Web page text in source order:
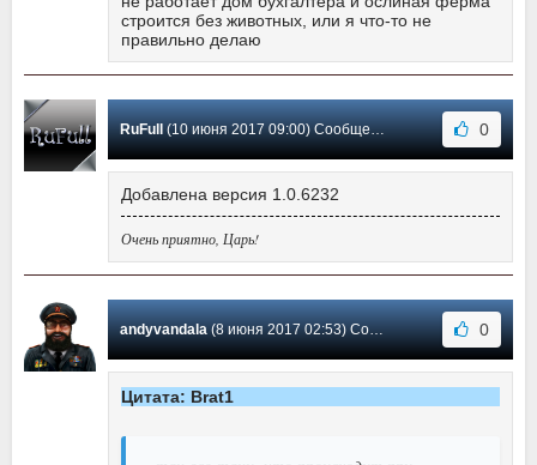
строится без животных, или я что-то не
правильно делаю
RuFull (10 июня 2017 09:00) Сообщение #57 0
Добавлена версия 1.0.6232
Очень приятно, Царь!
andyvandala(8 июня 2017 02:53) Сообщение #56 0
Цитата: Brat1